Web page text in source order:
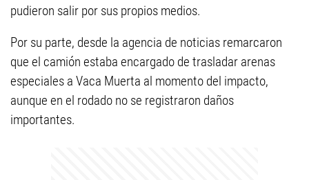
pudieron salir por sus propios medios.
Por su parte, desde la agencia de noticias remarcaron
que el camión estaba encargado de trasladar arenas
especiales a Vaca Muerta al momento del impacto,
aunque en el rodado no se registraron daños
importantes.